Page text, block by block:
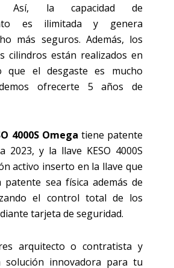
Así, la capacidad de
es ilimitada y genera
más seguros. Además, los
cilindros están realizados en
que el desgaste es mucho
ofrecerte 5 años de
4000S Omega tiene patente
2023, y la llave KESO 4000S
activo inserto en la llave que
patente sea física además de
el control total de los
tarjeta de seguridad.
arquitecto o contratista y
solución innovadora para tu